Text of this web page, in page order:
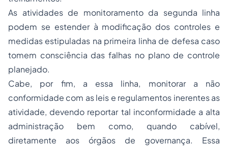
As atividades de monitoramento da segunda linha
podem se estender à modificação dos controles e
medidas estipuladas na primeira linha de defesa caso
tomem consciência das falhas no plano de controle
planejado.
Cabe, por fim, a essa linha, monitorar a não
conformidade com as leis e regulamentos inerentes as
atividade, devendo reportar tal inconformidade a alta
administração bem como, quando cabível,
diretamente aos órgãos de governança. Essa